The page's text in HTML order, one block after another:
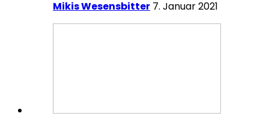
Mikis Wesensbitter 7. Januar 2021